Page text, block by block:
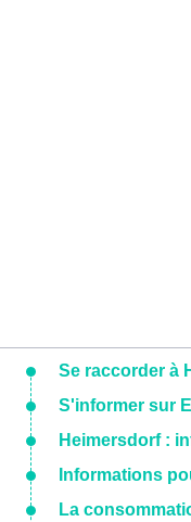
Se raccorder à
S'informer sur
Heimersdorf :
Informations
La